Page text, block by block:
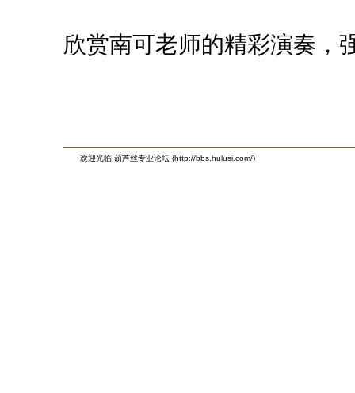
欣赏南可老师的精彩演奏，
欢迎光临 葫芦丝专业论坛 (http://bbs.hulusi.com/)